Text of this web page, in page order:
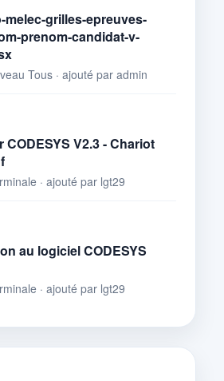
melec-grilles-epreuves-
prenom-candidat-v-
Tous · ajouté par admin
CODESYS V2.3 - Chariot
· ajouté par lgt29
au logiciel CODESYS
· ajouté par lgt29